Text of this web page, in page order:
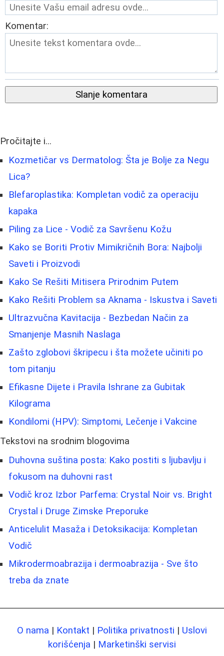
Komentar:
Slanje komentara
Pročitajte i...
Kozmetičar vs Dermatolog: Šta je Bolje za Negu
Lica?
Blefaroplastika: Kompletan vodič za operaciju
kapaka
Piling za Lice - Vodič za Savršenu Kožu
Kako se Boriti Protiv Mimikričnih Bora: Najbolji
Saveti i Proizvodi
Kako Se Rešiti Mitisera Prirodnim Putem
Kako Rešiti Problem sa Aknama - Iskustva i Saveti
Ultrazvučna Kavitacija - Bezbedan Način za
Smanjenje Masnih Naslaga
Zašto zglobovi škripecu i šta možete učiniti po
tom pitanju
Efikasne Dijete i Pravila Ishrane za Gubitak
Kilograma
Kondilomi (HPV): Simptomi, Lečenje i Vakcine
Tekstovi na srodnim blogovima
Duhovna suština posta: Kako postiti s ljubavlju i
fokusom na duhovni rast
Vodič kroz Izbor Parfema: Crystal Noir vs. Bright
Crystal i Druge Zimske Preporuke
Anticelulit Masaža i Detoksikacija: Kompletan
Vodič
Mikrodermoabrazija i dermoabrazija - Sve što
treba da znate
O nama | Kontakt | Politika privatnosti | Uslovi
korišćenja | Marketinški servisi